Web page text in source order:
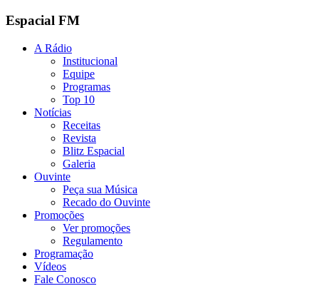
Espacial FM
A Rádio
Institucional
Equipe
Programas
Top 10
Notícias
Receitas
Revista
Blitz Espacial
Galeria
Ouvinte
Peça sua Música
Recado do Ouvinte
Promoções
Ver promoções
Regulamento
Programação
Vídeos
Fale Conosco